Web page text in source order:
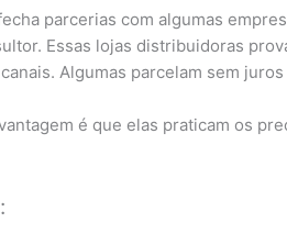
parcerias com algumas
Essas lojas distribuidoras
Algumas parcelam sem
é que elas praticam os